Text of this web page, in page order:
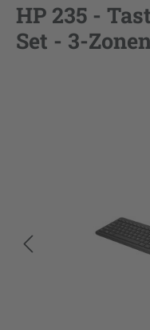
HP 235 -
Set - 3-